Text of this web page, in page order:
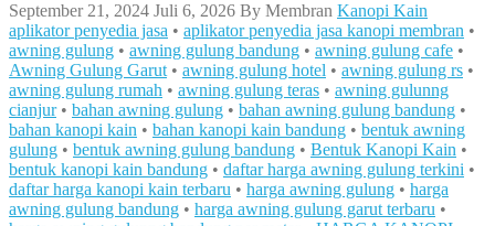
September 21, 2024 Juli 6, 2026 By Membran Kanopi Kain
aplikator penyedia jasa • aplikator penyedia jasa kanopi membran •
awning gulung • awning gulung bandung • awning gulung cafe •
Awning Gulung Garut • awning gulung hotel • awning gulung rs •
awning gulung rumah • awning gulung teras • awning gulunng
cianjur• bahan awning gulung • bahan awning gulung bandung •
bahan kanopi kain • bahan kanopi kain bandung • bentuk awning
gulung • bentuk awning gulung bandung • Bentuk Kanopi Kain •
bentuk kanopi kain bandung • daftar harga awning gulung terkini •
daftar harga kanopi kain terbaru • harga awning gulung • harga
awning gulung bandung • harga awning gulung garut terbaru •